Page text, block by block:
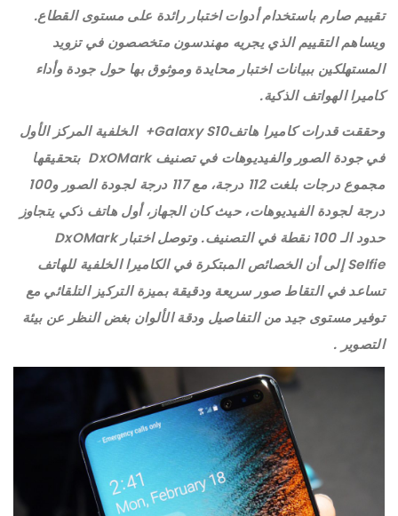
تقييم صارم باستخدام أدوات اختبار رائدة على مستوى القطاع.
ويساهم التقييم الذي يجريه مهندسون متخصصون في تزويد
المستهلكين ببيانات اختبار محايدة وموثوق بها حول جودة وأداء
كاميرا الهواتف الذكية.
وحققت قدرات كاميرا هاتفGalaxy S10+ الخلفية المركز الأول
في جودة الصور والفيديوهات في تصنيف DxOMark بتحقيقها
مجموع درجات بلغت 112 درجة، مع 117 درجة لجودة الصور و100
درجة لجودة الفيديوهات، حيث كان الجهاز، أول هاتف ذكي يتجاوز
حدود الـ 100 نقطة في التصنيف. وتوصل اختبار DxOMark
Selfie إلى أن الخصائص المبتكرة في الكاميرا الخلفية للهاتف
تساعد في التقاط صور سريعة ودقيقة بميزة التركيز التلقائي مع
توفير مستوى جيد من التفاصيل ودقة الألوان بغض النظر عن بيئة
التصوير .